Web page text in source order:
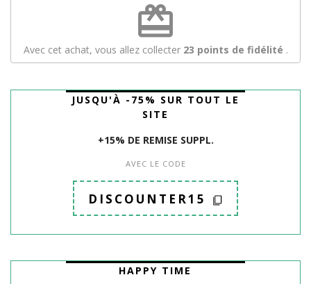
redeem
Avec cet achat, vous allez collecter 23 points de fidélité .
JUSQU'À -75% SUR TOUT LE
SITE
+15% DE REMISE SUPPL.
AVEC LE CODE
DISCOUNTER15
HAPPY TIME